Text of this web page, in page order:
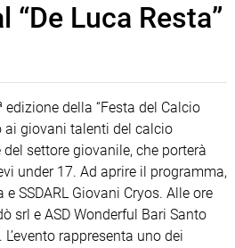
Luca Resta”
della “Festa del Calcio
ai giovani talenti del calcio
settore giovanile, che porterà
under 17. Ad aprire il programma,
SSDARL Giovani Cryos. Alle ore
srl e ASD Wonderful Bari Santo
rappresenta uno dei